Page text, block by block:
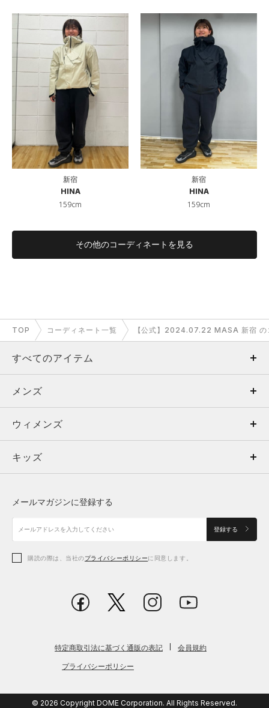
新宿
HINA
159cm
新宿
HINA
159cm
その他のコーディネートを見る
TOP コーディネート一覧 【公式】2024.07.22 MASA 新宿 の
すべてのアイテム
メンズ
ウィメンズ
キッズ
アクセサリー
メンズ
トップス
ボトムス
アクセサリー
ウィメンズ
トップス
シューズ
アクセサリー
キッズ
シューズ
メールマガジンに登録する
登録する
購読の際は、当社のプライバシーポリシーに同意します。
特定商取引法に基づく通販の表記 会員規約
プライバシーポリシー
© 2026 Copyright DOME Corporation. All Rights Reserved.